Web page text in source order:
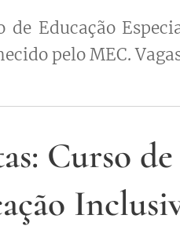
Educação
pelo MEC.
Curso